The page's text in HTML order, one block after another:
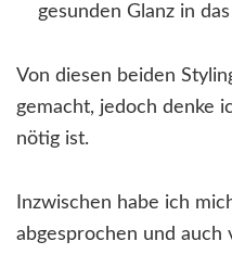
gesunden Glanz in
Von diesen beiden
gemacht, jedoch denke
nötig ist.
Inzwischen habe ich
abgesprochen und